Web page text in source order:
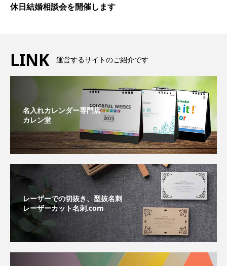
休日結婚相談会を開催します
LINK 運営するサイトのご紹介です
名入れカレンダー専門店
カレン堂
レーザーでの切抜き、型抜名刺
レーザーカット名刺.com